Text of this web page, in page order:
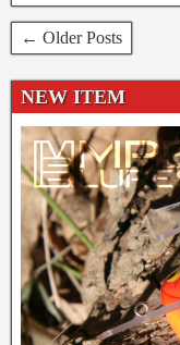
← Older Posts
NEW ITEM